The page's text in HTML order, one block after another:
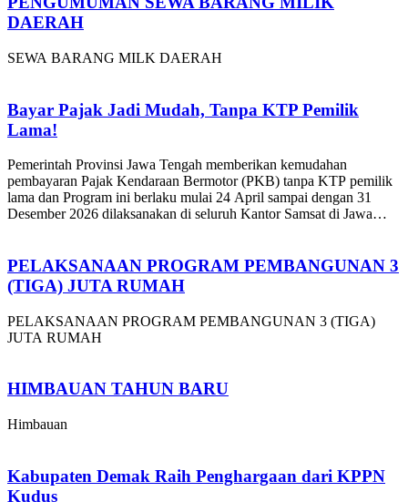
DAERAH
SEWA BARANG MILK DAERAH
Bayar Pajak Jadi Mudah, Tanpa KTP Pemilik
Lama!
Pemerintah Provinsi Jawa Tengah memberikan kemudahan
pembayaran Pajak Kendaraan Bermotor (PKB) tanpa KTP pemilik
lama dan Program ini berlaku mulai 24 April sampai dengan 31
Desember 2026 dilaksanakan di seluruh Kantor Samsat di Jawa
PELAKSANAAN PROGRAM PEMBANGUNAN 3
(TIGA) JUTA RUMAH
PELAKSANAAN PROGRAM PEMBANGUNAN 3 (TIGA)
JUTA RUMAH
HIMBAUAN TAHUN BARU
Himbauan
Kabupaten Demak Raih Penghargaan dari KPPN
Kudus